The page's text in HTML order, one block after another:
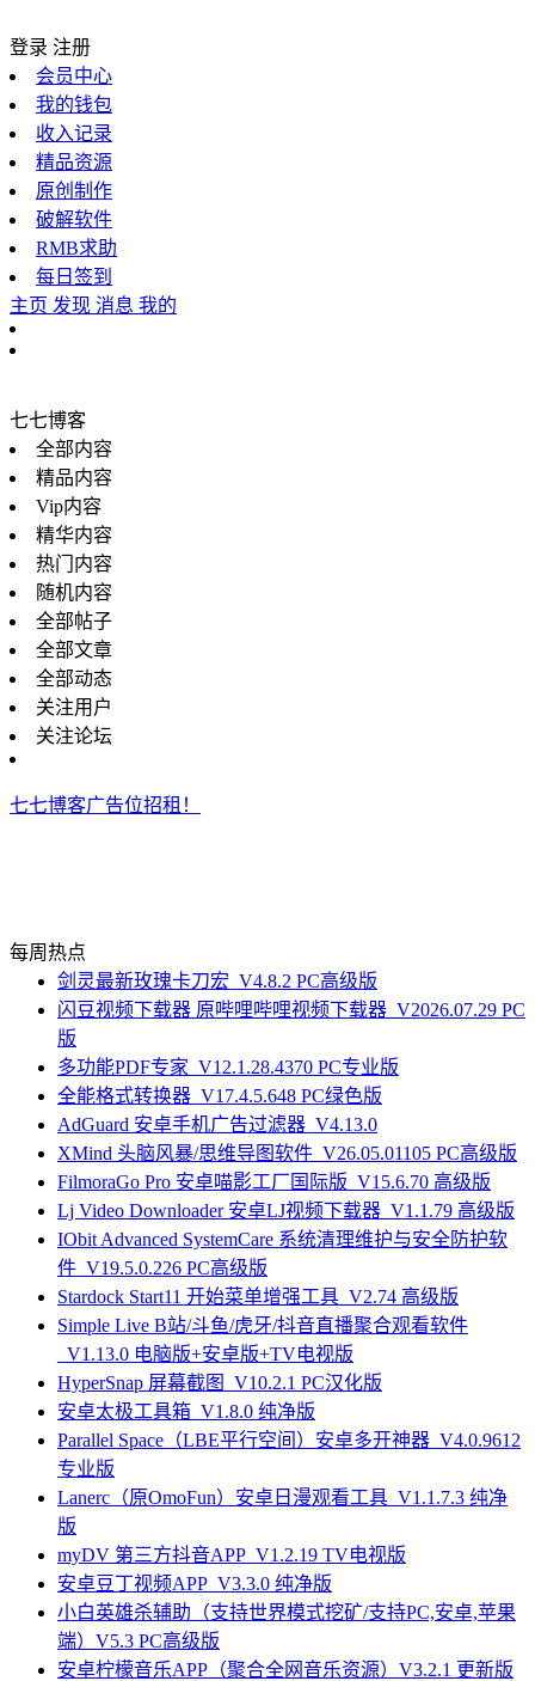
登录 注册
会员中心
我的钱包
收入记录
精品资源
原创制作
破解软件
RMB求助
每日签到
主页 发现 消息 我的
七七博客
全部内容
精品内容
Vip内容
精华内容
热门内容
随机内容
全部帖子
全部文章
全部动态
关注用户
关注论坛
七七博客广告位招租！
每周热点
剑灵最新玫瑰卡刀宏_V4.8.2 PC高级版
闪豆视频下载器 原哔哩哔哩视频下载器_V2026.07.29 PC
版
多功能PDF专家_V12.1.28.4370 PC专业版
全能格式转换器_V17.4.5.648 PC绿色版
AdGuard 安卓手机广告过滤器_V4.13.0
XMind 头脑风暴/思维导图软件_V26.05.01105 PC高级版
FilmoraGo Pro 安卓喵影工厂国际版_V15.6.70 高级版
Lj Video Downloader 安卓LJ视频下载器_V1.1.79 高级版
IObit Advanced SystemCare 系统清理维护与安全防护软
件_V19.5.0.226 PC高级版
Stardock Start11 开始菜单增强工具_V2.74 高级版
Simple Live B站/斗鱼/虎牙/抖音直播聚合观看软件
_V1.13.0 电脑版+安卓版+TV电视版
HyperSnap 屏幕截图_V10.2.1 PC汉化版
安卓太极工具箱_V1.8.0 纯净版
Parallel Space（LBE平行空间）安卓多开神器_V4.0.9612
专业版
Lanerc（原OmoFun）安卓日漫观看工具_V1.1.7.3 纯净
版
myDV 第三方抖音APP_V1.2.19 TV电视版
安卓豆丁视频APP_V3.3.0 纯净版
小白英雄杀辅助（支持世界模式挖矿/支持PC,安卓,苹果
端）V5.3 PC高级版
安卓柠檬音乐APP（聚合全网音乐资源）V3.2.1 更新版